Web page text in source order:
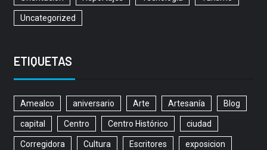
Uncategorized
ETIQUETAS
Amealco aniversario Arte Artesanía Blog
capital Centro Centro Histórico ciudad
Corregidora Cultura Escritores exposicion